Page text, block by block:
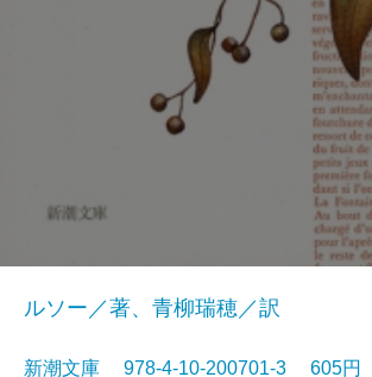
ルソー／著、青柳瑞穂／訳
新潮文庫 978-4-10-200701-3 605円